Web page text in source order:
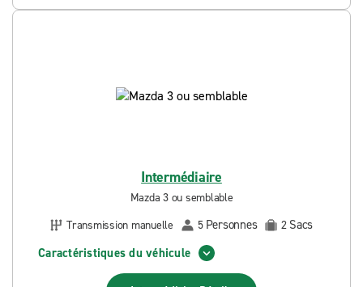
Intermédiaire
Mazda 3 ou semblable
Transmission manuelle
5 Personnes 2 Sacs
Caractéristiques du véhicule